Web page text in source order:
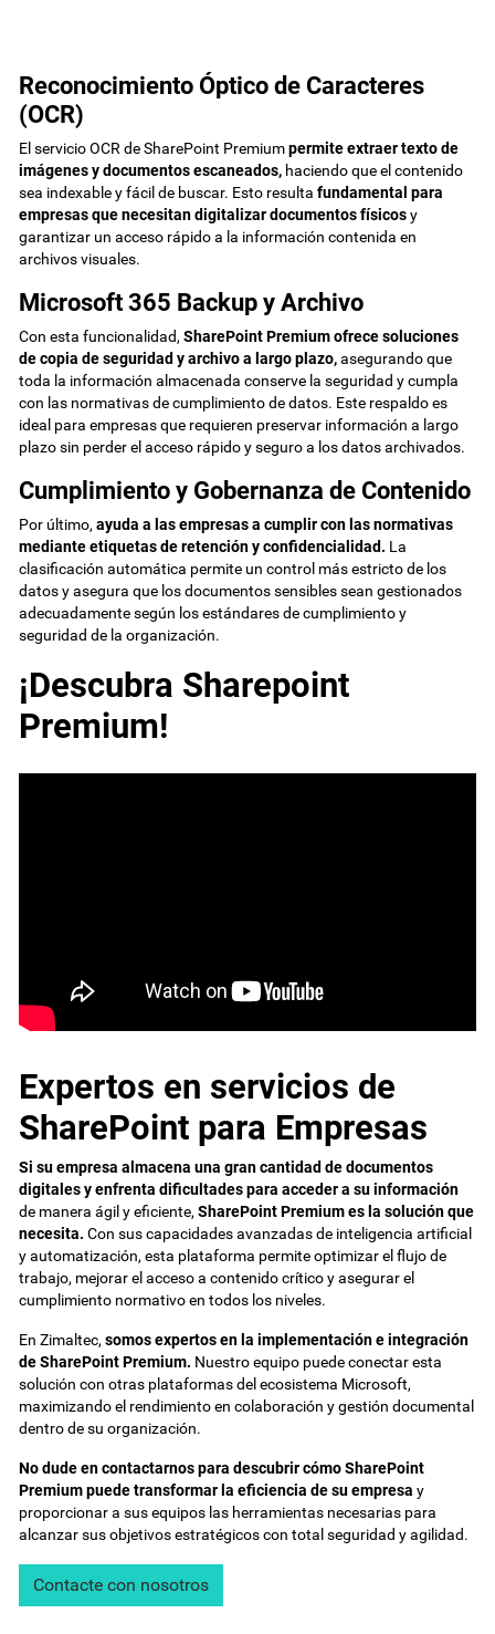
Reconocimiento Óptico de Caracteres
(OCR)
El servicio OCR de SharePoint Premiumpermite extraer texto de
imágenes y documentos escaneados, haciendo que el contenido
sea indexable y fácil de buscar. Esto resulta fundamental para
empresas que necesitan digitalizar documentos físicosy
garantizar un acceso rápido a la información contenida en
archivos visuales.
Microsoft 365 Backup y Archivo
Con esta funcionalidad,SharePoint Premium ofrece soluciones
de copia de seguridad y archivo a largo plazo,asegurando que
toda la información almacenada conserve la seguridad y cumpla
con las normativas de cumplimiento de datos. Este respaldo es
ideal para empresas que requieren preservar información a largo
plazo sin perder el acceso rápido y seguro a los datos archivados.
Cumplimiento y Gobernanza de Contenido
Por último,ayuda a las empresas a cumplir con las normativas
mediante etiquetas de retención y confidencialidad. La
clasificación automática permite un control más estricto de los
datos y asegura que los documentos sensibles sean gestionados
adecuadamente según los estándares de cumplimiento y
seguridad de la organización.
¡Descubra Sharepoint
Premium!
Expertos en servicios de
SharePoint para Empresas
Si su empresa almacena una gran cantidad de documentos
digitales y enfrenta dificultades para acceder a su información
de manera ágil y eficiente,SharePoint Premium es la solución que
necesita. Con sus capacidades avanzadas de inteligencia artificial
y automatización, esta plataforma permite optimizar el flujo de
trabajo, mejorar el acceso a contenido crítico y asegurar el
cumplimiento normativo en todos los niveles.
En Zimaltec,somos expertos en la implementación e integración
de SharePoint Premium. Nuestro equipo puede conectar esta
solución con otras plataformas del ecosistema Microsoft,
maximizando el rendimiento en colaboración y gestión documental
dentro de su organización.
No dude en contactarnos para descubrir cómo SharePoint
Premium puede transformar la eficiencia de su empresa y
proporcionar a sus equipos las herramientas necesarias para
alcanzar sus objetivos estratégicos con total seguridad y agilidad.
Contacte con nosotros